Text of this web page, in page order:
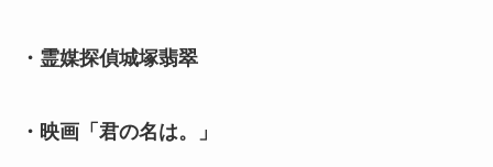
・霊媒探偵城塚翡翠
・映画「君の名は。」